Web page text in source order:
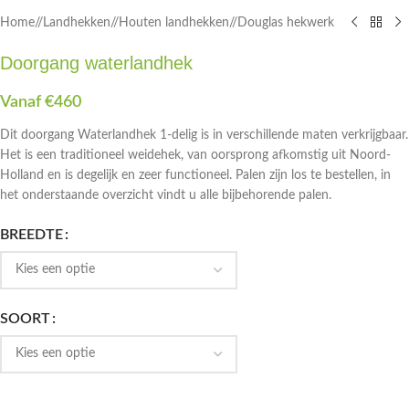
Home/ Landhekken/ Houten landhekken/ Douglas hekwerk
Doorgang waterlandhek
Vanaf€460
Dit doorgang Waterlandhek 1-delig is in verschillende maten verkrijgbaar.
Het is een traditioneel weidehek, van oorsprong afkomstig uit Noord-
Holland en is degelijk en zeer functioneel. Palen zijn los te bestellen, in
het onderstaande overzicht vindt u alle bijbehorende palen.
BREEDTE
SOORT